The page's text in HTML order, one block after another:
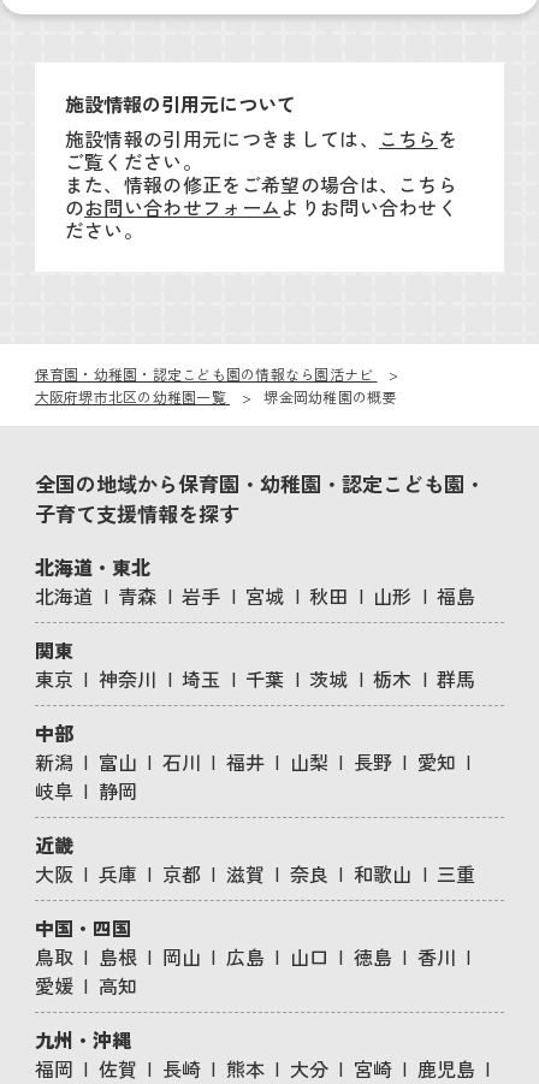
施設情報の引用元について
施設情報の引用元につきましては、 こちら を
ご覧ください。
また、情報の修正をご希望の場合は、こちら
のお問い合わせフォームよりお問い合わせく
ださい。
保育園・幼稚園・認定こども園の情報なら園活ナビ
大阪府堺市北区の幼稚園一覧
堺金岡幼稚園の概要
全国の地域から保育園・幼稚園・認定こども園・
子育て支援情報を探す
北海道・東北
北海道
青森 岩手 宮城 秋田 山形
福島
関東
東京
神奈川 埼玉 千葉 茨城 栃木
群馬
中部
新潟
富山 石川 福井 山梨 長野
愛知
岐阜
静岡
近畿
大阪
兵庫 京都 滋賀 奈良 和歌山
三重
中国・四国
鳥取
島根 岡山 広島 山口 徳島
香川
愛媛
高知
九州・沖縄
福岡
佐賀 長崎 熊本 大分 宮崎
鹿児島